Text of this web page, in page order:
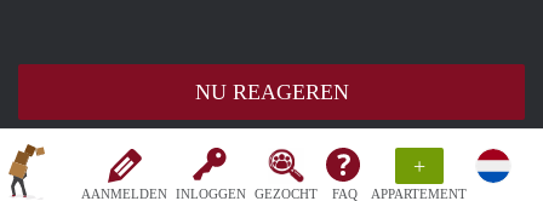
AANMELDEN INLOGGEN GEZOCHT FAQ
+
APPARTEMENT
NU REAGEREN